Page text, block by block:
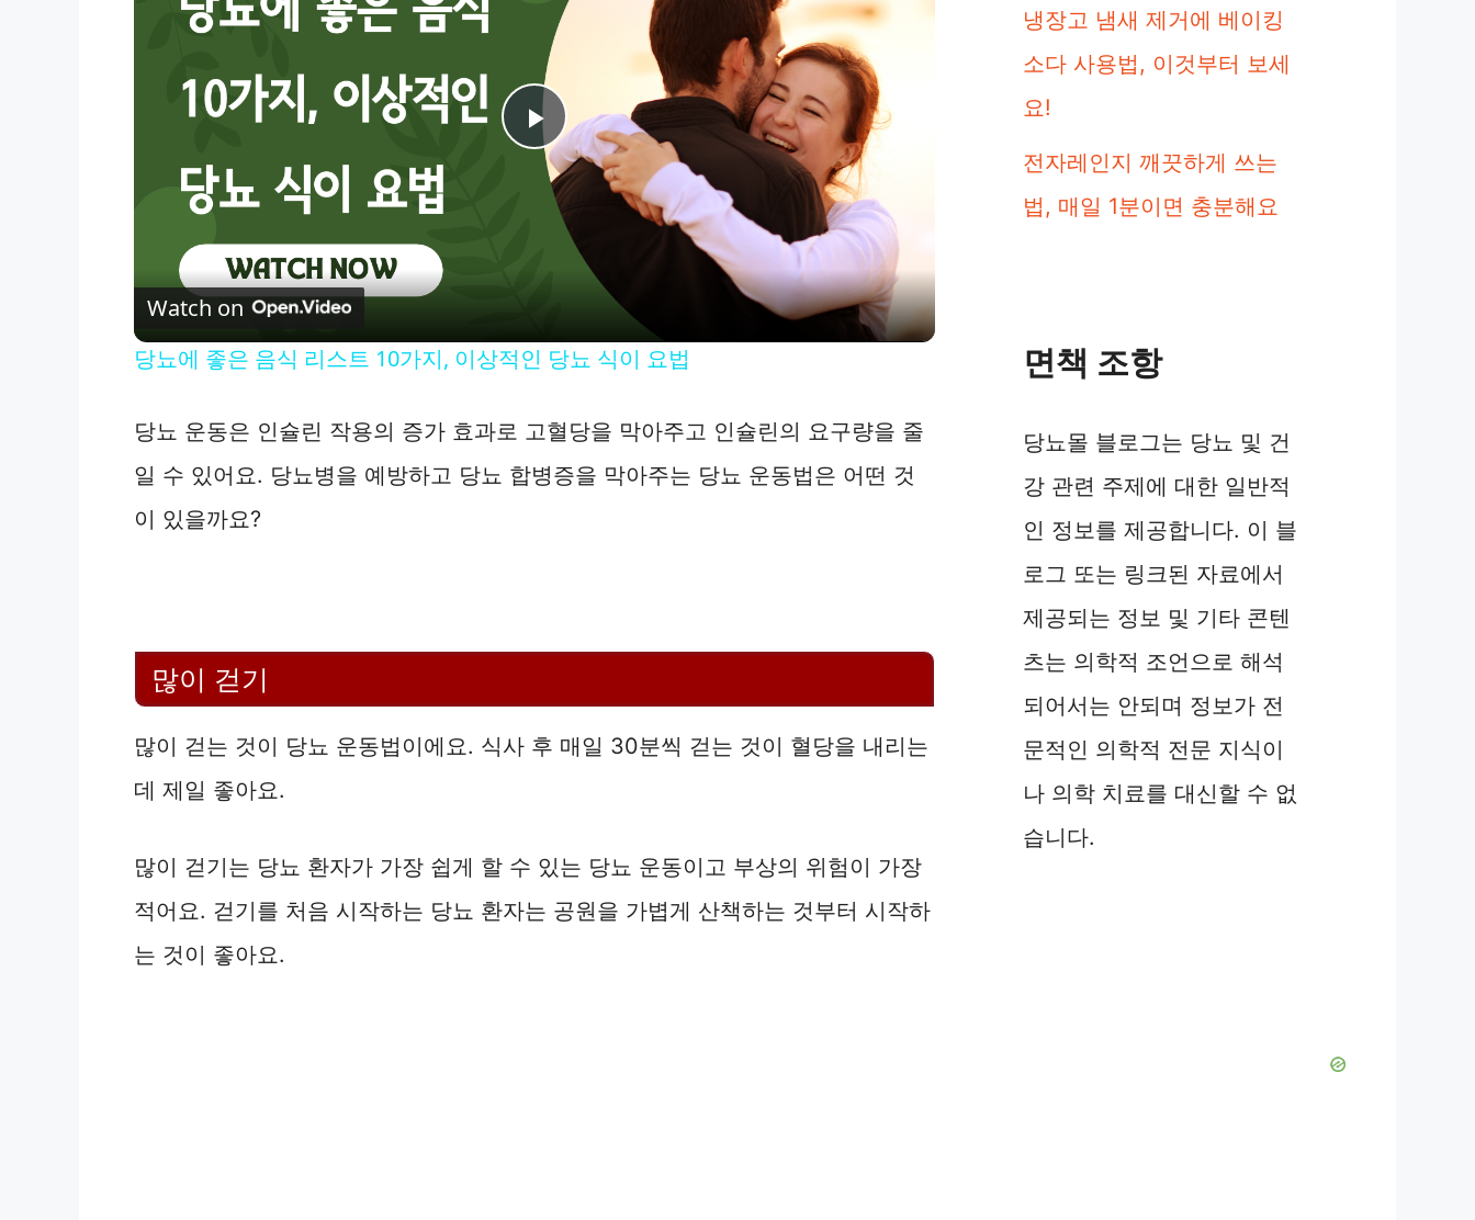
P
a
y
V
i
Watch on
당뇨에 좋은 음식 리스트 10가지, 이상적인 당뇨 식이 요법
당뇨 운동은 인슐린 작용의 증가 효과로 고혈당을 막아주고 인슐린의 요구량을 줄
일 수 있어요. 당뇨병을 예방하고 당뇨 합병증을 막아주는 당뇨 운동법은 어떤 것
이 있을까요?
많이 걷기
많이 걷는 것이 당뇨 운동법이에요. 식사 후 매일 30분씩 걷는 것이 혈당을 내리는
데 제일 좋아요.
많이 걷기는 당뇨 환자가 가장 쉽게 할 수 있는 당뇨 운동이고 부상의 위험이 가장
적어요. 걷기를 처음 시작하는 당뇨 환자는 공원을 가볍게 산책하는 것부터 시작하
는 것이 좋아요.
냉장고 냄새 제거에 베이킹
소다 사용법, 이것부터 보세
요!
전자레인지 깨끗하게 쓰는
법, 매일 1분이면 충분해요
면책 조항
당뇨몰 블로그는 당뇨 및 건
강 관련 주제에 대한 일반적
인 정보를 제공합니다. 이 블
로그 또는 링크된 자료에서
제공되는 정보 및 기타 콘텐
츠는 의학적 조언으로 해석
되어서는 안되며 정보가 전
문적인 의학적 전문 지식이
나 의학 치료를 대신할 수 없
습니다.